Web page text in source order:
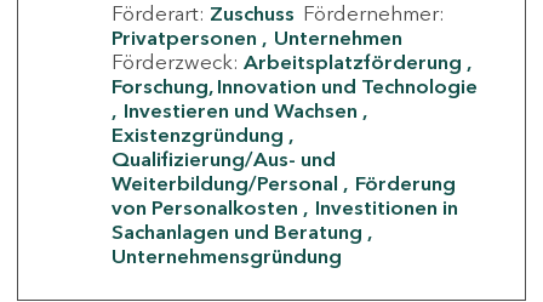
Förderart: Zuschuss Fördernehmer:
Privatpersonen
Unternehmen
Förderzweck: Arbeitsplatzförderung
Forschung, Innovation und Technologie
Investieren und Wachsen
Existenzgründung
Qualifizierung/Aus- und
Weiterbildung/Personal
Förderung
von Personalkosten
Investitionen in
Sachanlagen und Beratung
Unternehmensgründung